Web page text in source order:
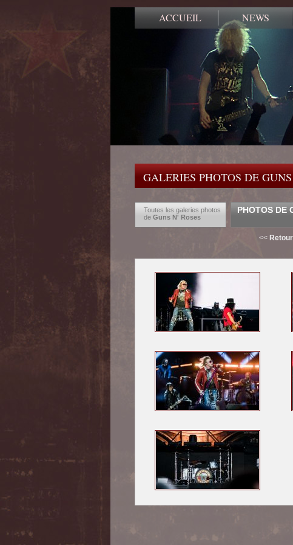
ACCUEIL NEWS
GALERIES PHOTOS DE
Toutes les galeries photos
de Guns N' Roses
PHOTOS DE
<<